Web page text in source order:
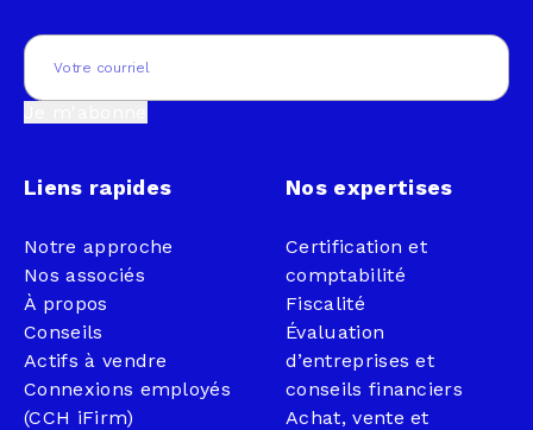
Email
Liens rapides
Notre approche
Nos associés
À propos
Conseils
Actifs à vendre
Connexions employés
(CCH iFirm)
Nos expertises
Certification et
comptabilité
Fiscalité
Évaluation
d’entreprises et
conseils financiers
Achat, vente et